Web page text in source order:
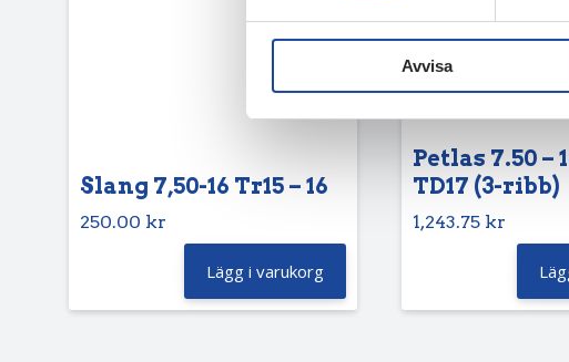
Vi använder enhetsidentifierare för
till de sociala medier och annons-
Avvisa
Slang 7,50-16 Tr15 – 16
250.00 kr
Lägg i varukorg
Petlas 7.50 –
TD17 (3-ribb)
1,243.75 kr